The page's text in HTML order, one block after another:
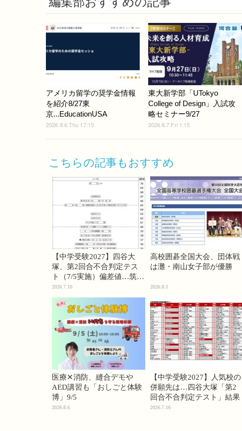
アメリカ留学の奨学金情報
を紹介8/27東
京...EducationUSA
2026.8.6 Thu 17:15
東大新学部「UTokyo
College of Design」入試攻
略セミナー9/27
2026.8.7 Fri 1:15
こちらの記事もおすすめ
【中学受験2027】四谷大
塚、第2回合不合判定テス
ト（7/5実施）偏差値…筑駒
74・桜蔭70＜PR＞
2026.7.10
高校囲碁全国大会、団体戦
は灘・南山女子部が優勝
2026.8.5
医療✕消防、縫合デモや
AED講習も「おしごと体験
博」9/5
2026.8.6
【中学受験2027】人気校の
併願先は…四谷大塚「第2
回合不合判定テスト」結果
2026.7.16